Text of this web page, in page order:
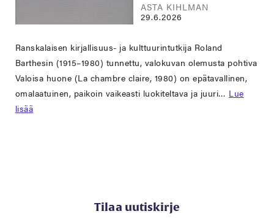
ASTA KIHLMAN
29.6.2026
Ranskalaisen kirjallisuus- ja kulttuurintutkija Roland
Barthesin (1915–1980) tunnettu, valokuvan olemusta pohtiva
Valoisa huone (La chambre claire, 1980) on epätavallinen,
omalaatuinen, paikoin vaikeasti luokiteltava ja juuri… Lue
lisää
Tilaa uutiskirje